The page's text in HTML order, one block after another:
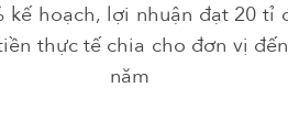
kế hoạch, lợi nhuận đạt 20
thực tế chia cho đơn vị
kì